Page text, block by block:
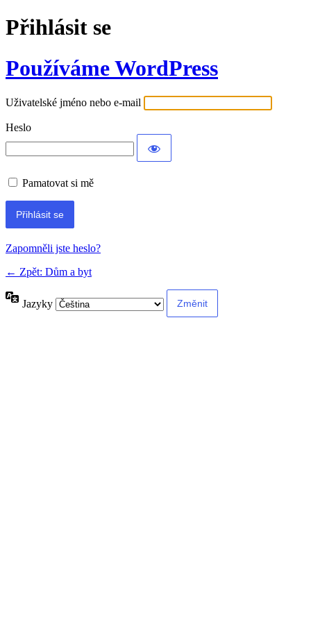
Přihlásit se
Používáme WordPress
Uživatelské jméno nebo e-mail
Heslo
Pamatovat si mě
Alternative:
Zapomněli jste heslo?
← Zpět: Dům a byt
Jazyky